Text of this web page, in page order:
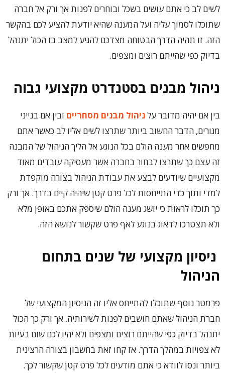
לשים לב כי אתם עושים בשכל ובוחרים לפנות אך ורק אל חברה
שתוכלו לסמוך עליה ועל המענה שהיא יודעת להציע לכם בהקשר
הזה. זו תהיה הדרך הבטוחה מצדכם להגיע למצב בו הכול יתנהל
בדיוק כפי שהייתם רוצים ומצפים.
ניהול מבנים בסטנדרט מקצועי גבוה
בין אם יהיה מדובר עלניהול מבנים מסחריים ובין אם בנייני
מגורים, הדבר החשוב ביותר שתרצו לשים אליו לב כאשר אתם
מחפשים אחר מענה הולם בכל הנוגע אל הליך הניהול של המבנה
זה עצם כך שתרצו לבחור בחברה אשר מעסיקה עובדים מאוד
מקצועיים שיודעים לבצע את עבודת הניהול בצורה מוקפדת
למדי ותוך כדי התייחסות לכל פרט קטן שיהיה קיים בדרך. אך ורק
כך תוכלו לראות כי יושג מענה הולם שיספק אתכם באופן מלא
ולא תצטרכו לדאוג בנוגע לאף פרט שקשור לנושא הזה.
ניסיון מקצועי של שנים בתחום
הניהול
פרמטר נוסף שתוכלו להתייחס אליו זה הניסיון המקצועי של
חברת הניהול שאתם חושבים לפנות לשירותיה. אך ורק כך הכול
יתנהל בדיוק כפי שהייתם רוצים ומצפים ולא יהיו לכם שום בעיות
לא צפויות במהלך הדרך. אז קחו זאת בחשבון בצורה הרצינית
ביותר ונסו לוודא כי אתם מודעים לכל פרט קטן שקשור לכך.